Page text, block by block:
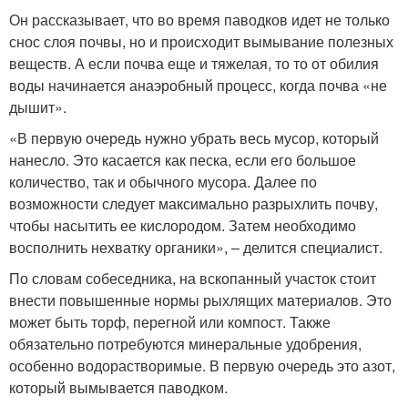
Он рассказывает, что во время паводков идет не только
снос слоя почвы, но и происходит вымывание полезных
веществ. А если почва еще и тяжелая, то то от обилия
воды начинается анаэробный процесс, когда почва «не
дышит».
«В первую очередь нужно убрать весь мусор, который
нанесло. Это касается как песка, если его большое
количество, так и обычного мусора. Далее по
возможности следует максимально разрыхлить почву,
чтобы насытить ее кислородом. Затем необходимо
восполнить нехватку органики», – делится специалист.
По словам собеседника, на вскопанный участок стоит
внести повышенные нормы рыхлящих материалов. Это
может быть торф, перегной или компост. Также
обязательно потребуются минеральные удобрения,
особенно водорастворимые. В первую очередь это азот,
который вымывается паводком.